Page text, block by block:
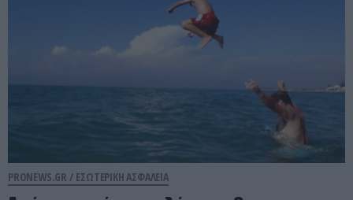
PRONEWS.GR / ΕΣΩΤΕΡΙΚΗ ΑΣΦΑΛΕΙΑ